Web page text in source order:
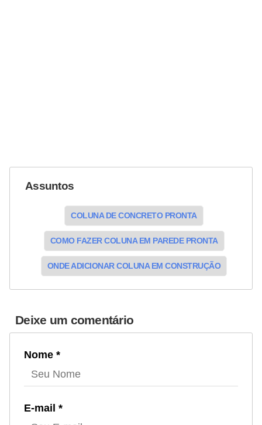
Assuntos
COLUNA DE CONCRETO PRONTA
COMO FAZER COLUNA EM PAREDE PRONTA
ONDE ADICIONAR COLUNA EM CONSTRUÇÃO
Deixe um comentário
Nome *
E-mail *